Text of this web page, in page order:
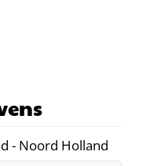
- Noord Holland